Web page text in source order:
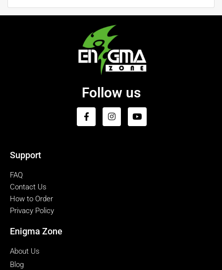
Follow us
Support
FAQ
Contact Us
How to Order
Privacy Policy
Enigma Zone
About Us
Blog